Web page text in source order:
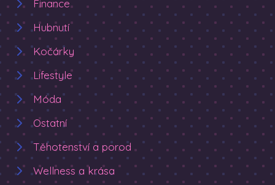
Finance
Hubnutí
Kočárky
Lifestyle
Móda
Ostatní
Těhotenství a porod
Wellness a krása